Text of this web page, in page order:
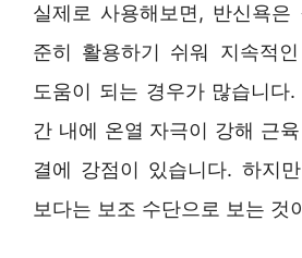
실제로 사용해보면, 반신욕
준히 활용하기 쉬워 지속적
도움이 되는 경우가 많습니다
간 내에 온열 자극이 강해 근
결에 강점이 있습니다. 하지
보다는 보조 수단으로 보는 것